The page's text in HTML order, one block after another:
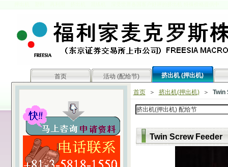
首页 活动 (配给节) 挤出机 (押出机)
首页 ＞ 挤出机(押出机) ＞ Twin
Twin Screw Feeder